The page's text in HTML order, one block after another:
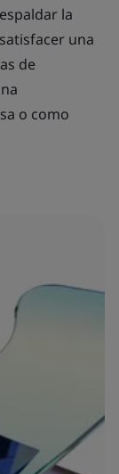
la
una
de
o como